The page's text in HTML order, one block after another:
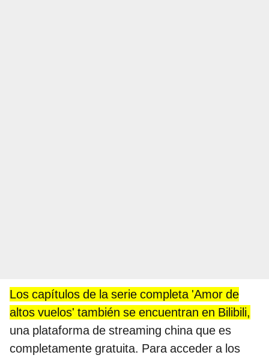
Los capítulos de la serie completa 'Amor de
altos vuelos' también se encuentran en Bilibili,
una plataforma de streaming china que es
completamente gratuita. Para acceder a los